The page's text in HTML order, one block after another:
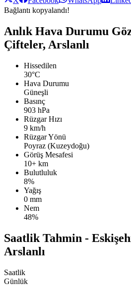
Bağlantı kopyalandı!
Anlık Hava Durumu
Çifteler, Arslanlı
Hissedilen
30°C
Hava Durumu
Güneşli
Basınç
903 hPa
Rüzgar Hızı
9 km/h
Rüzgar Yönü
Poyraz (Kuzeydoğu)
Görüş Mesafesi
10+ km
Bulutluluk
8%
Yağış
0 mm
Nem
48%
Saatlik Tahmin -
Arslanlı
Saatlik
Günlük